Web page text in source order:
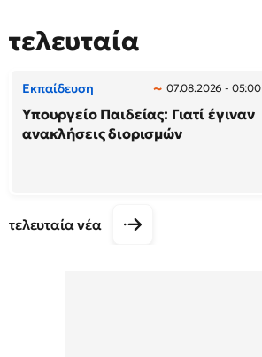
τελευταία
Εκπαίδευση 07.08.2026 - 05:00
Υπουργείο Παιδείας: Γιατί έγιναν
ανακλήσεις διορισμών
τελευταία νέα